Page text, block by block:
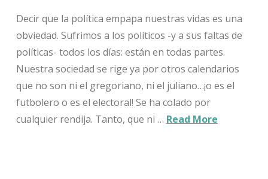
Decir que la política empapa nuestras vidas es una
obviedad. Sufrimos a los políticos -y a sus faltas de
políticas- todos los días: están en todas partes.
Nuestra sociedad se rige ya por otros calendarios
que no son ni el gregoriano, ni el juliano…¡o es el
futbolero o es el electoral! Se ha colado por
cualquier rendija. Tanto, que ni … Read More